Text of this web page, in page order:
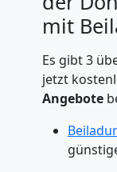
mit
Es gibt 3
jetzt
Angebote